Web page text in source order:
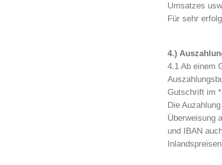
Umsatzes
Für sehr
4.)
4.1 Ab einem
Gutschrift im
Die
Überweisung
und IBAN